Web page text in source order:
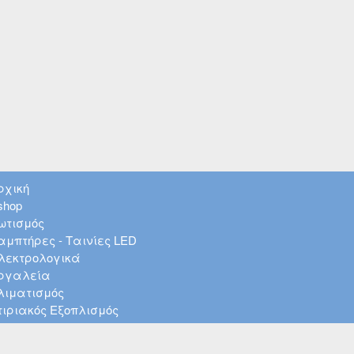
- Ταινίες LED
Εξοπλισμός
& Δικτυακά